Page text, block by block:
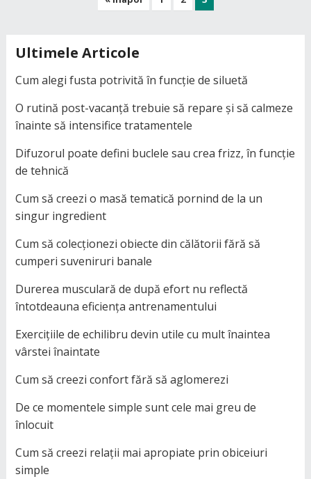
Ultimele Articole
Cum alegi fusta potrivită în funcție de siluetă
O rutină post-vacanță trebuie să repare și să calmeze
înainte să intensifice tratamentele
Difuzorul poate defini buclele sau crea frizz, în funcție
de tehnică
Cum să creezi o masă tematică pornind de la un
singur ingredient
Cum să colecționezi obiecte din călătorii fără să
cumperi suveniruri banale
Durerea musculară de după efort nu reflectă
întotdeauna eficiența antrenamentului
Exercițiile de echilibru devin utile cu mult înaintea
vârstei înaintate
Cum să creezi confort fără să aglomerezi
De ce momentele simple sunt cele mai greu de
înlocuit
Cum să creezi relații mai apropiate prin obiceiuri
simple